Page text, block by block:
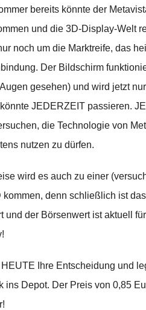
bereits könnte der
und die 3D-Display-Welt
noch um die Marktreife, das
Der Bildschirm
gesehen) und wird jetzt
JEDERZEIT passieren.
die Technologie von
nutzen zu dürfen.
wird es auch zu einer
kommen, denn schließlich ist
und der Börsenwert ist aktuell
Ihre Entscheidung und
ins Depot. Der Preis von 0,85